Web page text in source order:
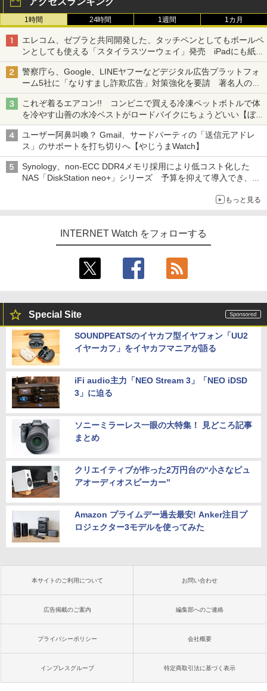
1時間 24時間 1週間 1カ月
エレコム、ゼブラと共同開発した、タッチペンとしてもボールペ
ンとしても使える「スタイラスツーウェイ」発売 iPadにも紙に
も、持ち替えずに書き込める
警察庁ら、Google、LINEヤフーなどデジタル広告プラットフォ
ーム5社に「なりすまし詐欺広告」対策強化を要請 著名人の写
真や映像を使った投資詐欺などへの対策として
これぞ着るエアコン!! コンビニで買える冷凍ペットボトルで体
を冷やす山善の水冷ベストがロードバイクにちょうどいい【ぼっ
ち・ざ・ろーど！その14】【空いた時間でなにしてる？】
ユーザー阿鼻叫喚？ Gmail、サードパーティの「送信元アドレ
ス」のサポートを打ち切りへ【やじうまWatch】
Synology、non-ECC DDR4メモリ採用により低コスト化した
NAS「DiskStation neo+」シリーズ 予算を抑えて導入でき、
もっと見る
INTERNET Watch をフォローする
Special Site
SOUNDPEATSのイヤカフ型イヤフォン「UU2
イヤーカフ」をイヤカフマニアが語る
iFi audio主力「NEO Stream 3」「NEO iDSD
3」に迫る
ソニーミラーレス一眼の大特集！ 見どころ記事
まとめ
クリエイティブが作った2万円台の“小さなピュ
アオーディオスピーカー”
Amazon プライムデー過去最安! Anker注目プ
ロジェクター3モデルを使ってみた
本サイトのご利用について お問い合わせ
広告掲載のご案内 編集部へのご連絡
プライバシーポリシー 会社概要
インプレスグループ 特定商取引法に基づく表示